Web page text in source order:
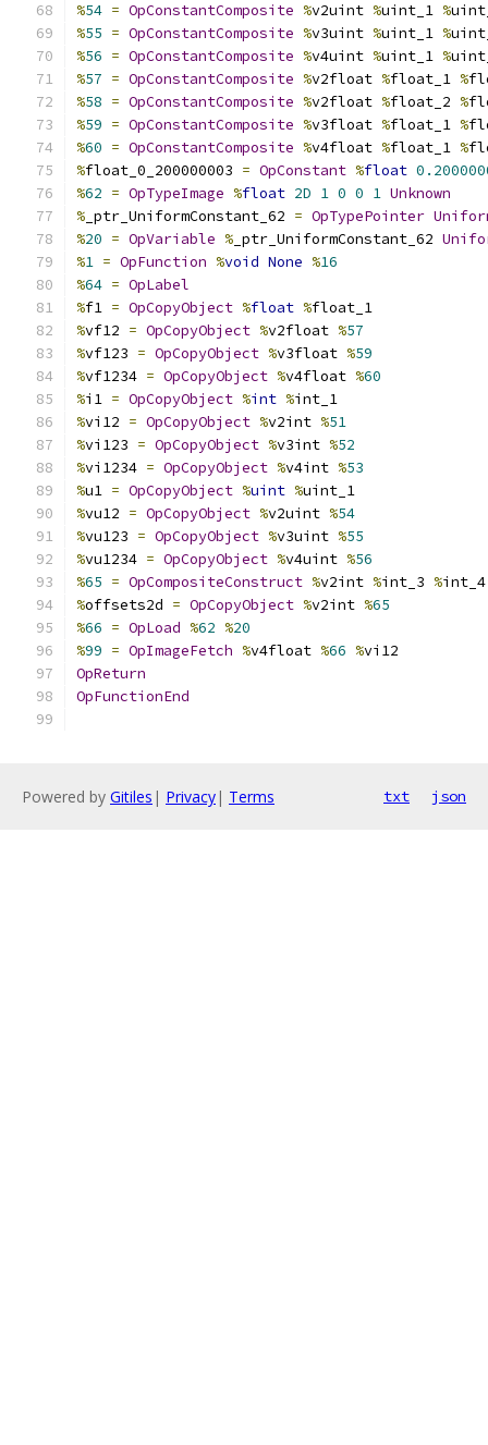
%54 = OpConstantComposite %v2uint %uint_1 %
%55 = OpConstantComposite %v3uint %uint_1 %
%56 = OpConstantComposite %v4uint %uint_1 %
%57 = OpConstantComposite %v2float %float_1 %
%58 = OpConstantComposite %v2float %float_2 %
%59 = OpConstantComposite %v3float %float_1 %
%60 = OpConstantComposite %v4float %float_1 %
%float_0_200000003 = OpConstant %float
%62 = OpTypeImage %float 2D 1 0 0 1 Unknown
% _ptr_UniformConstant_62 = OpTypePointer
%20 = OpVariable % _ptr_UniformConstant_62
%1 = OpFunction %void None %16
%64 = OpLabel
%f1 = OpCopyObject %float %float_1
%vf12 = OpCopyObject %v2float %57
%vf123 = OpCopyObject %v3float %59
%vf1234 = OpCopyObject %v4float %60
%i1 = OpCopyObject %int %int_1
%vi12 = OpCopyObject %v2int %51
%vi123 = OpCopyObject %v3int %52
%vi1234 = OpCopyObject %v4int %53
%u1 = OpCopyObject %uint %uint_1
%vu12 = OpCopyObject %v2uint %54
%vu123 = OpCopyObject %v3uint %55
%vu1234 = OpCopyObject %v4uint %56
%65 = OpCompositeConstruct %v2int %int_3 %int_4
%offsets2d = OpCopyObject %v2int %65
%66 = OpLoad %62 %20
%99 = OpImageFetch %v4float %66 %vi12
OpReturn
OpFunctionEnd
Powered by Gitiles | Privacy| Terms txt json